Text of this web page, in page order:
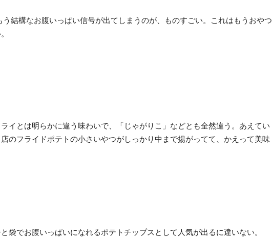
結構なお腹いっぱい信号が出てしまうのが、ものすごい。これはもうおやつ
イとは明らかに違う味わいで、「じゃがりこ」などとも全然違う。あえてい
のフライドポテトの小さいやつがしっかり中まで揚がってて、かえって美味
袋でお腹いっぱいになれるポテトチップスとして人気が出るに違いない。